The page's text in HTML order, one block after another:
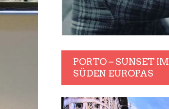
PORTO – SUNSET IM
SÜDEN EUROPAS